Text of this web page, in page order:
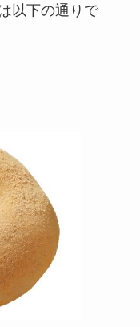
以下の通りで